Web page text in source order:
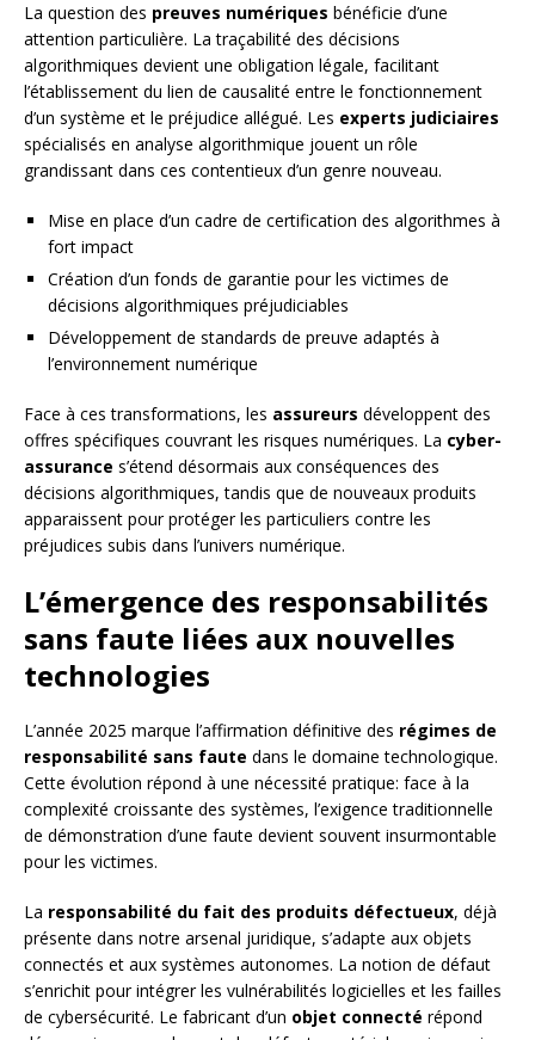
La question des preuves numériques bénéficie d’une
attention particulière. La traçabilité des décisions
algorithmiques devient une obligation légale, facilitant
l’établissement du lien de causalité entre le fonctionnement
d’un système et le préjudice allégué. Les experts judiciaires
spécialisés en analyse algorithmique jouent un rôle
grandissant dans ces contentieux d’un genre nouveau.
Mise en place d’un cadre de certification des algorithmes à
fort impact
Création d’un fonds de garantie pour les victimes de
décisions algorithmiques préjudiciables
Développement de standards de preuve adaptés à
l’environnement numérique
Face à ces transformations, les assureurs développent des
offres spécifiques couvrant les risques numériques. La cyber-
assurance s’étend désormais aux conséquences des
décisions algorithmiques, tandis que de nouveaux produits
apparaissent pour protéger les particuliers contre les
préjudices subis dans l’univers numérique.
L’émergence des responsabilités
sans faute liées aux nouvelles
technologies
L’année 2025 marque l’affirmation définitive des régimes de
responsabilité sans faute dans le domaine technologique.
Cette évolution répond à une nécessité pratique: face à la
complexité croissante des systèmes, l’exigence traditionnelle
de démonstration d’une faute devient souvent insurmontable
pour les victimes.
La responsabilité du fait des produits défectueux, déjà
présente dans notre arsenal juridique, s’adapte aux objets
connectés et aux systèmes autonomes. La notion de défaut
s’enrichit pour intégrer les vulnérabilités logicielles et les failles
de cybersécurité. Le fabricant d’un objet connecté répond